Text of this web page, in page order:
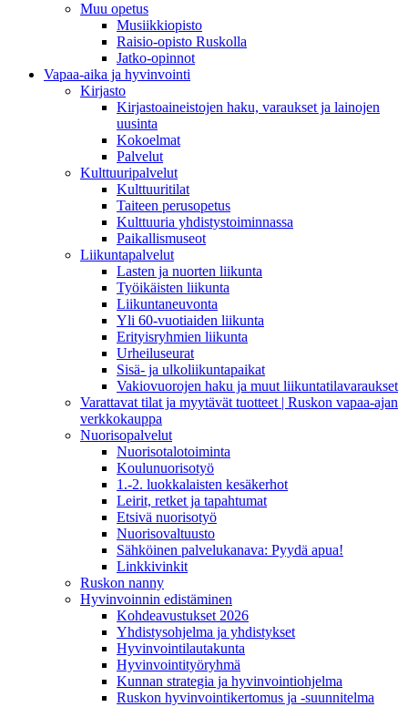
Muu opetus
Musiikkiopisto
Raisio-opisto Ruskolla
Jatko-opinnot
Vapaa-aika ja hyvinvointi
Kirjasto
Kirjastoaineistojen haku, varaukset ja lainojen
uusinta
Kokoelmat
Palvelut
Kulttuuripalvelut
Kulttuuritilat
Taiteen perusopetus
Kulttuuria yhdistystoiminnassa
Paikallismuseot
Liikuntapalvelut
Lasten ja nuorten liikunta
Työikäisten liikunta
Liikuntaneuvonta
Yli 60-vuotiaiden liikunta
Erityisryhmien liikunta
Urheiluseurat
Sisä- ja ulkoliikuntapaikat
Vakiovuorojen haku ja muut liikuntatilavaraukset
Varattavat tilat ja myytävät tuotteet | Ruskon vapaa-ajan
verkkokauppa
Nuorisopalvelut
Nuorisotalotoiminta
Koulunuorisotyö
1.-2. luokkalaisten kesäkerhot
Leirit, retket ja tapahtumat
Etsivä nuorisotyö
Nuorisovaltuusto
Sähköinen palvelukanava: Pyydä apua!
Linkkivinkit
Ruskon nanny
Hyvinvoinnin edistäminen
Kohdeavustukset 2026
Yhdistysohjelma ja yhdistykset
Hyvinvointilautakunta
Hyvinvointityöryhmä
Kunnan strategia ja hyvinvointiohjelma
Ruskon hyvinvointikertomus ja -suunnitelma